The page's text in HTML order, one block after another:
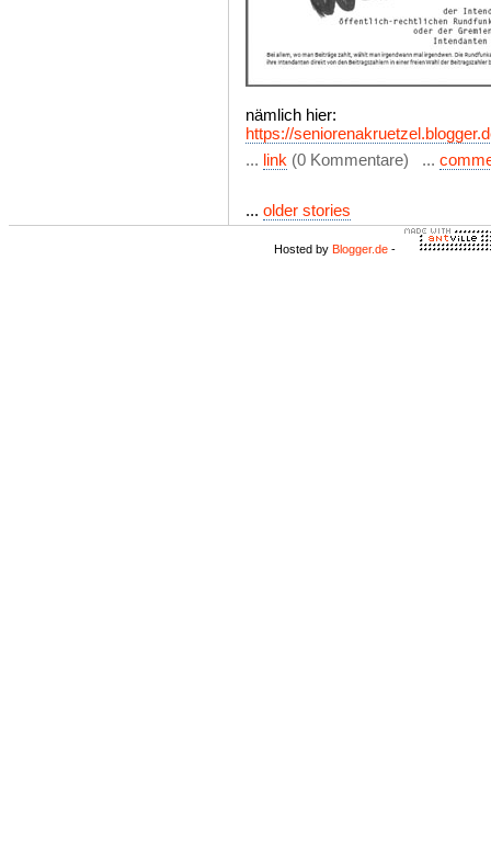
nämlich hier:
https://
... link (0 Kommentare) ...
... older stories
Hosted by Blogger.de -